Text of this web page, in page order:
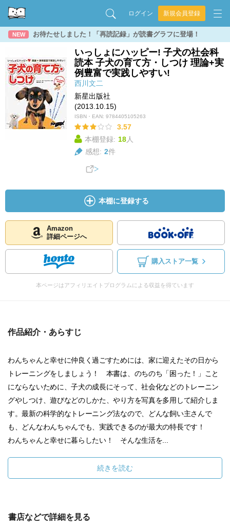
ログイン 新規会員登録
NEW お待たせしました！「再読記録」が読書グラフに登場！
いっしょにハッピー! 子犬の社会科
読本 子犬の育て方・しつけ 理論+実
例豊富で実践しやすい!
西川文二
新星出版社
(2013.10.15)
ISBN・EAN: 9784405105263
3.57
本棚登録: 18人
感想: 2件
本棚に登録する
Amazon
詳細ページへ
購入ストア一覧
本ページはアフィリエイトプログラムによる収益を得ています
作品紹介・あらすじ
わんちゃんと幸せに仲良く過ごすためには、家に迎えたその日から
トレーニングをしましょう！ 本書は、のちのち「困った！」こと
にならないために、子犬の成長にそって、社会化などのトレーニン
グやしつけ、遊びなどのしかた、やり方を写真を多用して紹介しま
す。最新の科学的なトレーニング法なので、どんな飼い主さんで
も、どんなわんちゃんでも、実践できるのが最大の特長です！
わんちゃんと幸せに暮らしたい！ そんな生活を...
続きを読む
書店などで詳細を見る